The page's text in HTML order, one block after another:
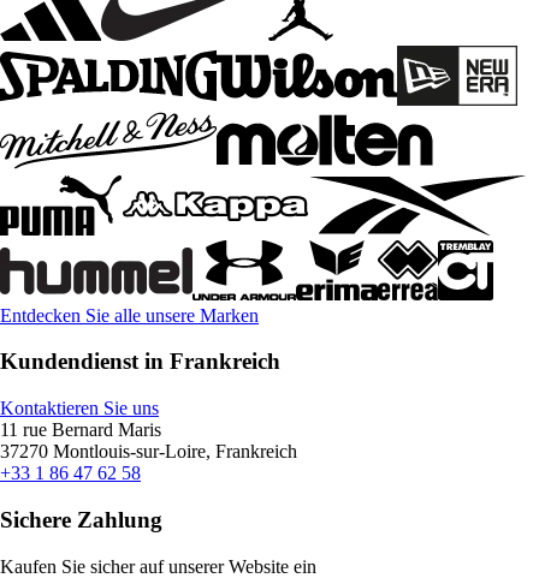
Entdecken Sie alle unsere Marken
Kundendienst in Frankreich
Kontaktieren Sie uns
11 rue Bernard Maris
37270 Montlouis-sur-Loire, Frankreich
+33 1 86 47 62 58
Sichere Zahlung
Kaufen Sie sicher auf unserer Website ein